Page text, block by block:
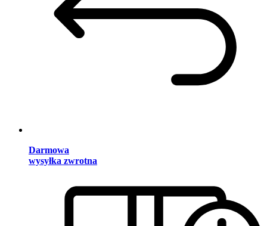
Darmowa
wysyłka zwrotna